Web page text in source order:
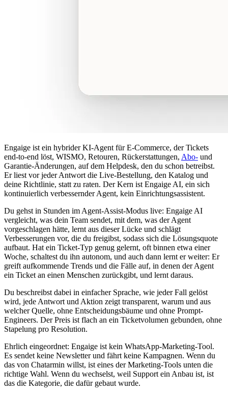
Engaige ist ein hybrider KI-Agent für E-Commerce, der Tickets
end-to-end löst, WISMO, Retouren, Rückerstattungen, Abo- und
Garantie-Änderungen, auf dem Helpdesk, den du schon betreibst.
Er liest vor jeder Antwort die Live-Bestellung, den Katalog und
deine Richtlinie, statt zu raten. Der Kern ist Engaige AI, ein sich
kontinuierlich verbessernder Agent, kein Einrichtungsassistent.
Du gehst in Stunden im Agent-Assist-Modus live: Engaige AI
vergleicht, was dein Team sendet, mit dem, was der Agent
vorgeschlagen hätte, lernt aus dieser Lücke und schlägt
Verbesserungen vor, die du freigibst, sodass sich die Lösungsquote
aufbaut. Hat ein Ticket-Typ genug gelernt, oft binnen etwa einer
Woche, schaltest du ihn autonom, und auch dann lernt er weiter: Er
greift aufkommende Trends und die Fälle auf, in denen der Agent
ein Ticket an einen Menschen zurückgibt, und lernt daraus.
Du beschreibst dabei in einfacher Sprache, wie jeder Fall gelöst
wird, jede Antwort und Aktion zeigt transparent, warum und aus
welcher Quelle, ohne Entscheidungsbäume und ohne Prompt-
Engineers. Der Preis ist flach an ein Ticketvolumen gebunden, ohne
Stapelung pro Resolution.
Ehrlich eingeordnet: Engaige ist kein WhatsApp-Marketing-Tool.
Es sendet keine Newsletter und fährt keine Kampagnen. Wenn du
das von Chatarmin willst, ist eines der Marketing-Tools unten die
richtige Wahl. Wenn du wechselst, weil Support ein Anbau ist, ist
das die Kategorie, die dafür gebaut wurde.